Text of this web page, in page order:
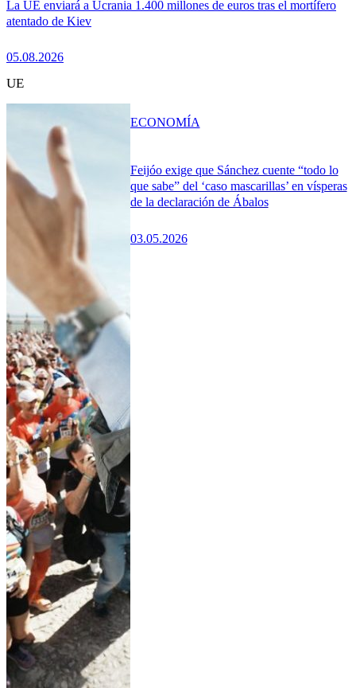
La UE enviará a Ucrania 1.400 millones de euros tras el mortífero
atentado de Kiev
05.08.2026
UE
Feijóo exige que Sánchez cuente “todo lo
que sabe” del ‘caso mascarillas’ en vísperas
de la declaración de Ábalos
03.05.2026
ECONOMÍA